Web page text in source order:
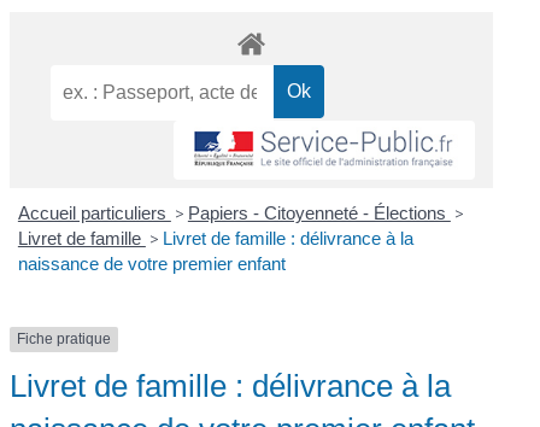
Accueil particuliers > Papiers - Citoyenneté - Élections >
Livret de famille > Livret de famille : délivrance à la
naissance de votre premier enfant
Fiche pratique
Livret de famille : délivrance à la